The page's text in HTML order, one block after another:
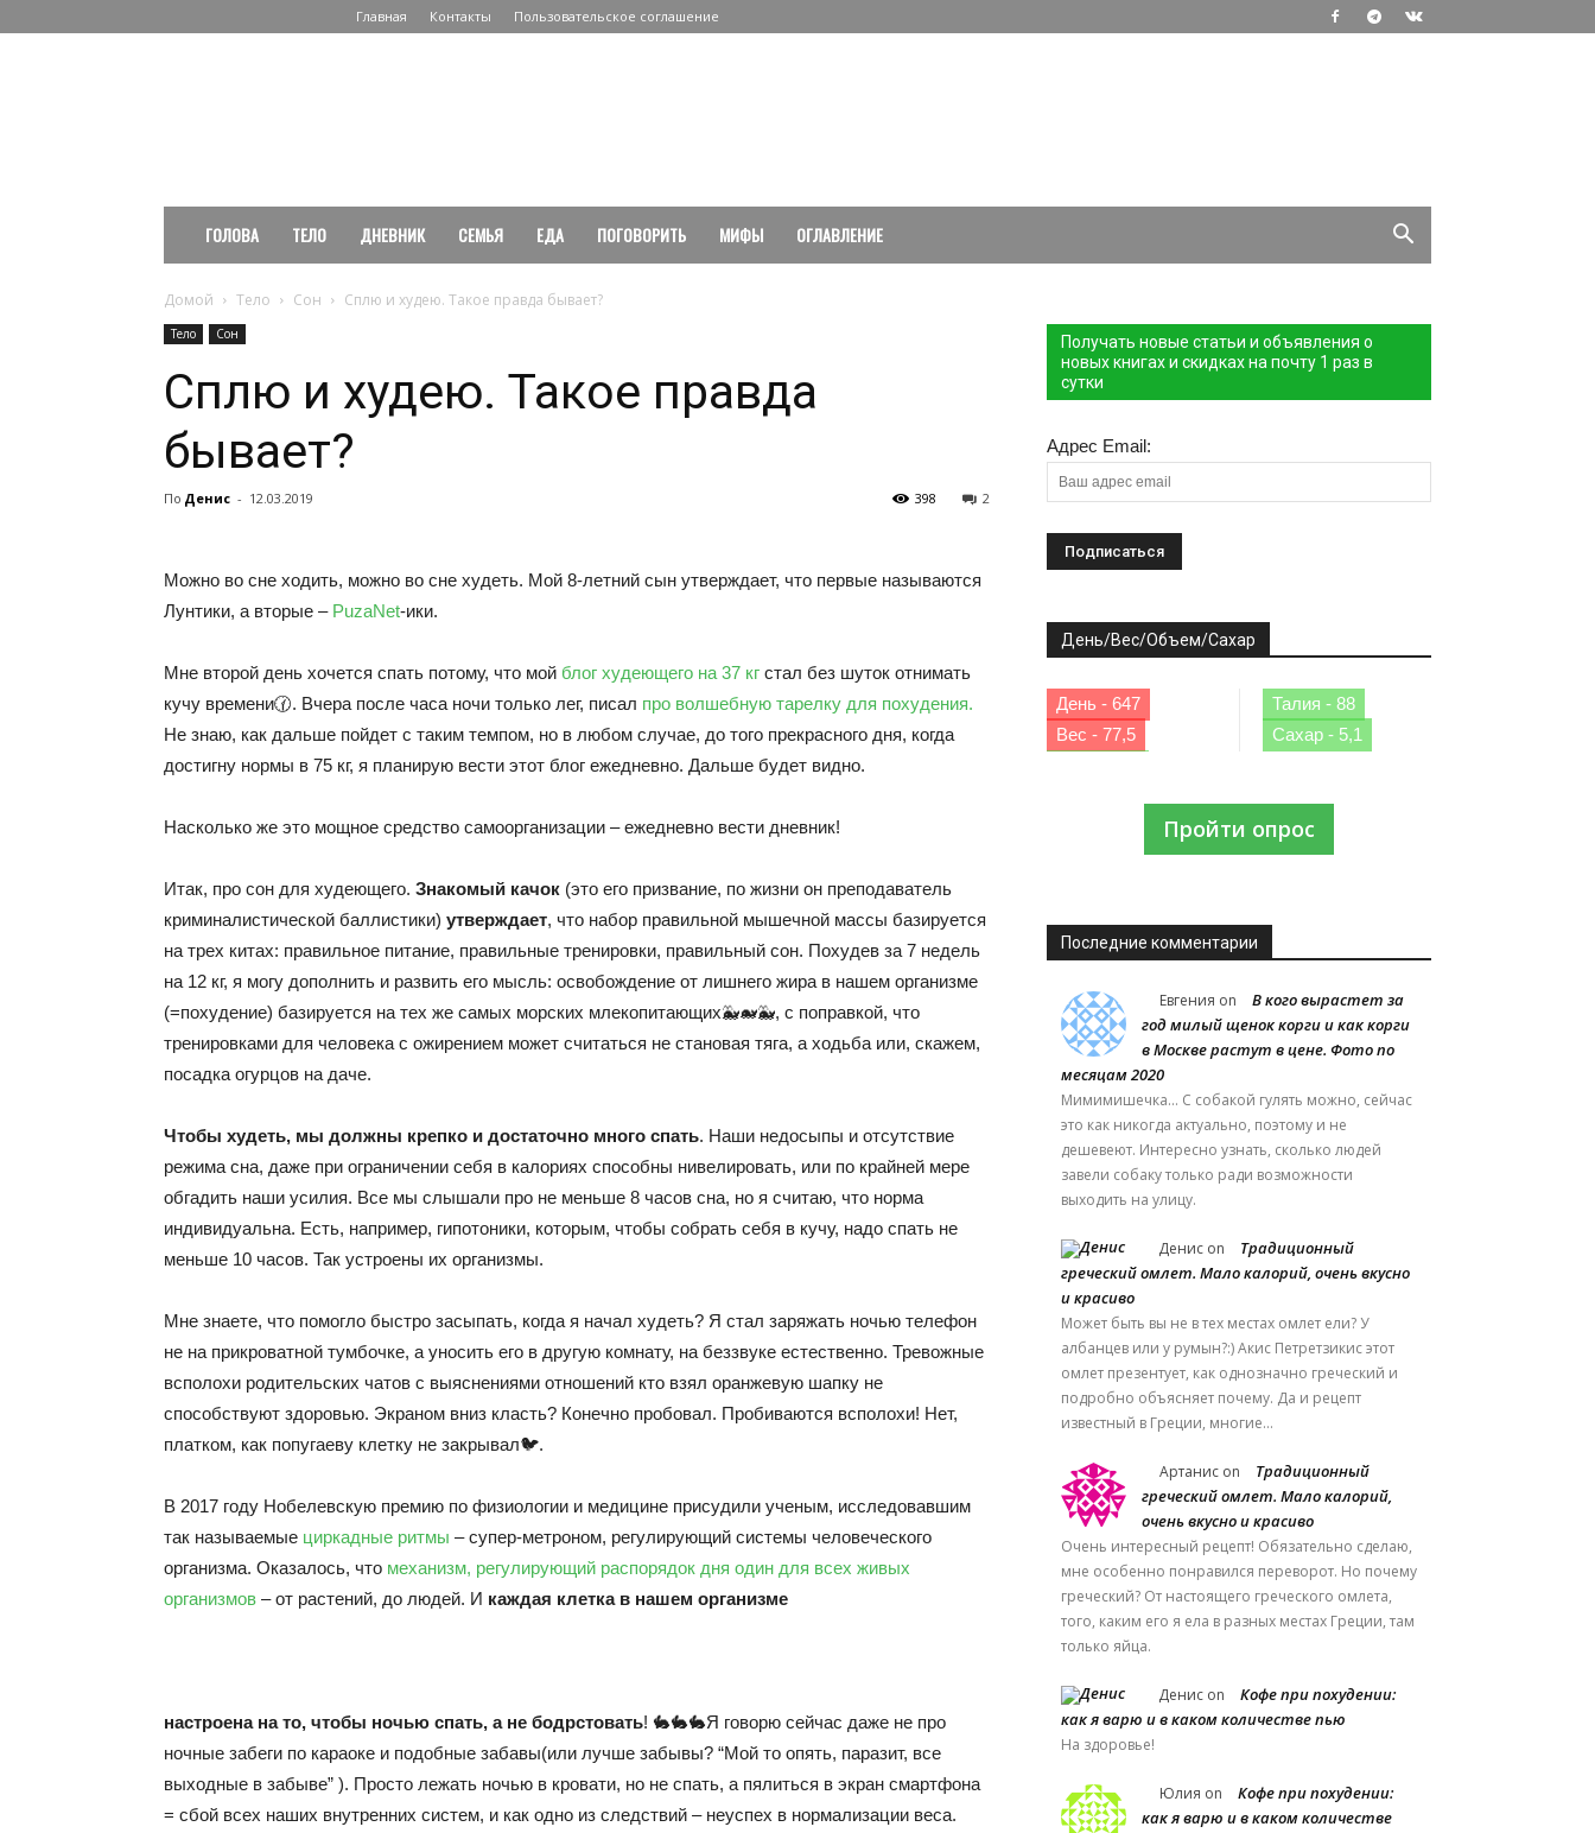
Главная Контакты Пользовательское соглашение
здоровом
образе
ГОЛОВА ТЕЛО ДНЕВНИК СЕМЬЯ ЕДА ПОГОВОРИТЬ МИФЫ ОГЛАВЛЕНИЕ
Домой Тело Сон Сплю и худею. Такое правда бывает?
Тело Сон
Сплю и худею. Такое правда
бывает?
По Денис - 12.03.2019 2
398
Можно во сне ходить, можно во сне худеть. Мой 8-летний сын утверждает, что первые называются
Лунтики, а вторые – PuzaNet-ики.
Мне второй день хочется спать потому, что мой блог худеющего на 37 кг стал без шуток отнимать
кучу времени🕜. Вчера после часа ночи только лег, писал про волшебную тарелку для похудения.
Не знаю, как дальше пойдет с таким темпом, но в любом случае, до того прекрасного дня, когда
достигну нормы в 75 кг, я планирую вести этот блог ежедневно. Дальше будет видно.
Насколько же это мощное средство самоорганизации – ежедневно вести дневник!
Итак, про сон для худеющего. Знакомый качок (это его призвание, по жизни он преподаватель
криминалистической баллистики) утверждает, что набор правильной мышечной массы базируется
на трех китах: правильное питание, правильные тренировки, правильный сон. Похудев за 7 недель
на 12 кг, я могу дополнить и развить его мысль: освобождение от лишнего жира в нашем организме
(=похудение) базируется на тех же самых морских млекопитающих🐳🐋🐳, с поправкой, что
тренировками для человека с ожирением может считаться не становая тяга, а ходьба или, скажем,
посадка огурцов на даче.
Чтобы худеть, мы должны крепко и достаточно много спать. Наши недосыпы и отсутствие
режима сна, даже при ограничении себя в калориях способны нивелировать, или по крайней мере
обгадить наши усилия. Все мы слышали про не меньше 8 часов сна, но я считаю, что норма
индивидуальна. Есть, например, гипотоники, которым, чтобы собрать себя в кучу, надо спать не
меньше 10 часов. Так устроены их организмы.
Мне знаете, что помогло быстро засыпать, когда я начал худеть? Я стал заряжать ночью телефон
не на прикроватной тумбочке, а уносить его в другую комнату, на беззвуке естественно. Тревожные
всполохи родительских чатов с выяснениями отношений кто взял оранжевую шапку не
способствуют здоровью. Экраном вниз класть? Конечно пробовал. Пробиваются всполохи! Нет,
платком, как попугаеву клетку не закрывал🐦.
В 2017 году Нобелевскую премию по физиологии и медицине присудили ученым, исследовавшим
так называемые циркадные ритмы – супер-метроном, регулирующий системы человеческого
организма. Оказалось, что механизм, регулирующий распорядок дня один для всех живых
организмов – от растений, до людей. И каждая клетка в нашем организме
настроена на то, чтобы ночью спать, а не бодрстовать! 🐇🐇🐇Я говорю сейчас даже не про
ночные забеги по караоке и подобные забавы(или лучше забывы? “Мой то опять, паразит, все
выходные в забыве” ). Просто лежать ночью в кровати, но не спать, а пялиться в экран смартфона
= сбой всех наших внутренних систем, и как одно из следствий – неуспех в нормализации веса.
Получать новые статьи и объявления о
новых книгах и скидках на почту 1 раз в
сутки
Адрес Email:
День/Вес/Объем/Сахар
День - 647
Вес - 77,5
Талия - 88
Сахар - 5,1
Пройти опрос
Последние комментарии
Евгения on
В кого вырастет за
год милый щенок корги и как корги
в Москве растут в цене. Фото по
месяцам 2020
Мимимишечка... С собакой гулять можно, сейчас
это как никогда актуально, поэтому и не
дешевеют. Интересно узнать, сколько людей
завели собаку только ради возможности
выходить на улицу.
Денис on
Традиционный
греческий омлет. Мало калорий, очень вкусно
и красиво
Может быть вы не в тех местах омлет ели? У
албанцев или у румын?:) Акис Петретзикис этот
омлет презентует, как однозначно греческий и
подробно объясняет почему. Да и рецепт
известный в Греции, многие…
Артанис on
Традиционный
греческий омлет. Мало калорий,
очень вкусно и красиво
Очень интересный рецепт! Обязательно сделаю,
мне особенно понравился переворот. Но почему
греческий? От настоящего греческого омлета,
того, каким его я ела в разных местах Греции, там
только яйца.
Денис on
Кофе при похудении:
как я варю и в каком количестве пью
На здоровье!
Юлия on
Кофе при похудении:
как я варю и в каком количестве